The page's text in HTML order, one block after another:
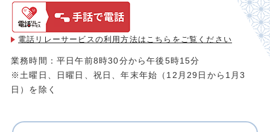
電話リレーサービスの利用方法は こちらをご覧ください
業務時間：平日午前8時30分から午後5時15分
※土曜日、日曜日、祝日、年末年始（12月29日から1月3
日）を除く